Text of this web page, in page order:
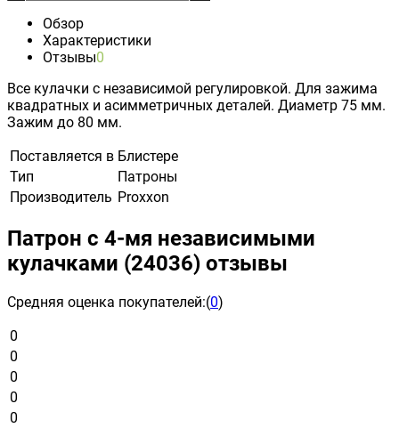
Обзор
Характеристики
Отзывы0
Все кулачки с независимой регулировкой. Для зажима
квадратных и асимметричных деталей. Диаметр 75 мм.
Зажим до 80 мм.
Поставляется в Блистере
Тип
Патроны
Производитель Proxxon
Патрон с 4-мя независимыми
кулачками (24036) отзывы
Средняя оценка покупателей:(0)
0
0
0
0
0